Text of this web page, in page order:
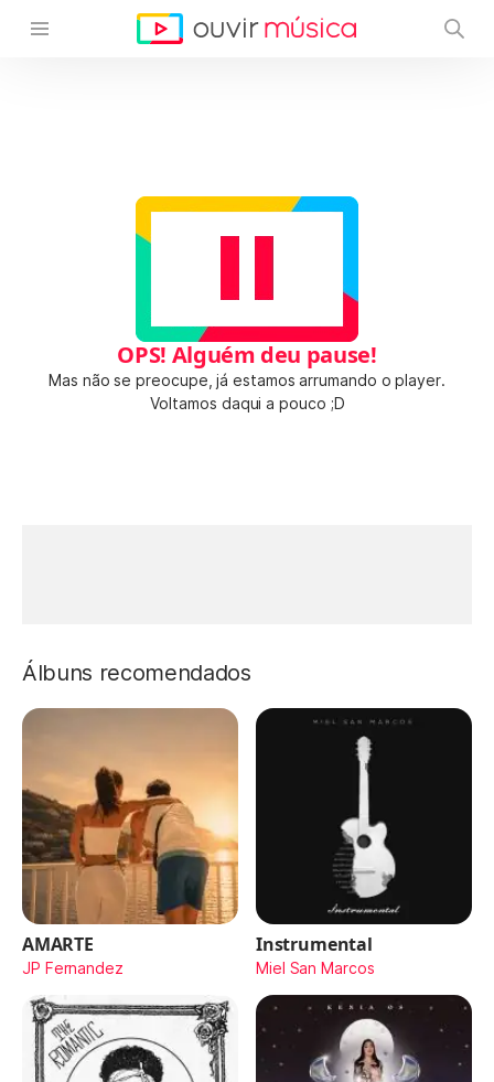
OPS! Alguém deu pause!
Mas não se preocupe, já estamos arrumando o player.
Voltamos daqui a pouco ;D
Álbuns recomendados
AMARTE
JP Fernandez
Instrumental
Miel San Marcos